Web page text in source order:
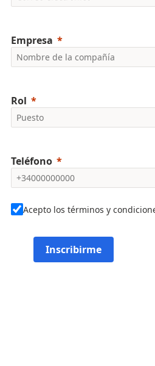
Empresa
Rol
Teléfono
Acepto los términos y
Inscribirme